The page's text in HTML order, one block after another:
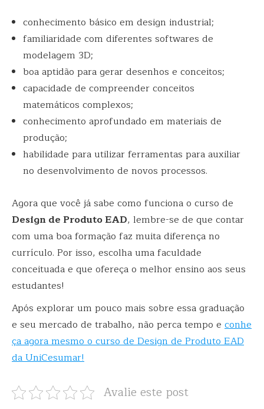
conhecimento básico em design industrial;
familiaridade com diferentes softwares de
modelagem 3D;
boa aptidão para gerar desenhos e conceitos;
capacidade de compreender conceitos
matemáticos complexos;
conhecimento aprofundado em materiais de
produção;
habilidade para utilizar ferramentas para auxiliar
no desenvolvimento de novos processos.
Agora que você já sabe como funciona o curso de
Design de Produto EAD, lembre-se de que contar
com uma boa formação faz muita diferença no
currículo. Por isso, escolha uma faculdade
conceituada e que ofereça o melhor ensino aos seus
estudantes!
Após explorar um pouco mais sobre essa graduação
e seu mercado de trabalho, não perca tempo e conhe
ça agora mesmo o curso de Design de Produto EAD
da UniCesumar!
Avalie este post